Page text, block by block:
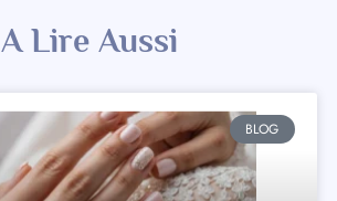
A Lire Aussi
BLOG